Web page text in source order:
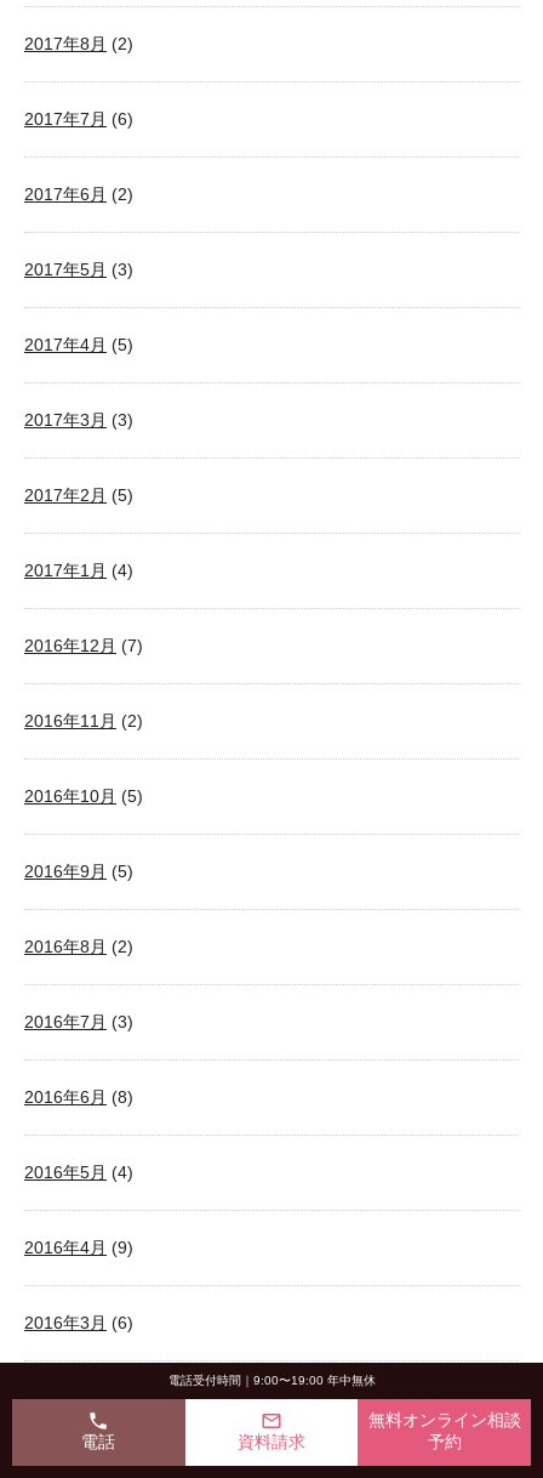
2017年8月 (2)
2017年7月 (6)
2017年6月 (2)
2017年5月 (3)
2017年4月 (5)
2017年3月 (3)
2017年2月 (5)
2017年1月 (4)
2016年12月 (7)
2016年11月 (2)
2016年10月 (5)
2016年9月 (5)
2016年8月 (2)
2016年7月 (3)
2016年6月 (8)
2016年5月 (4)
2016年4月 (9)
2016年3月 (6)
2016年2月(12)
電話受付時間｜9:00〜19:00 年中無休
phone
電話
mail_outline
資料請求
無料オンライン相談
予約